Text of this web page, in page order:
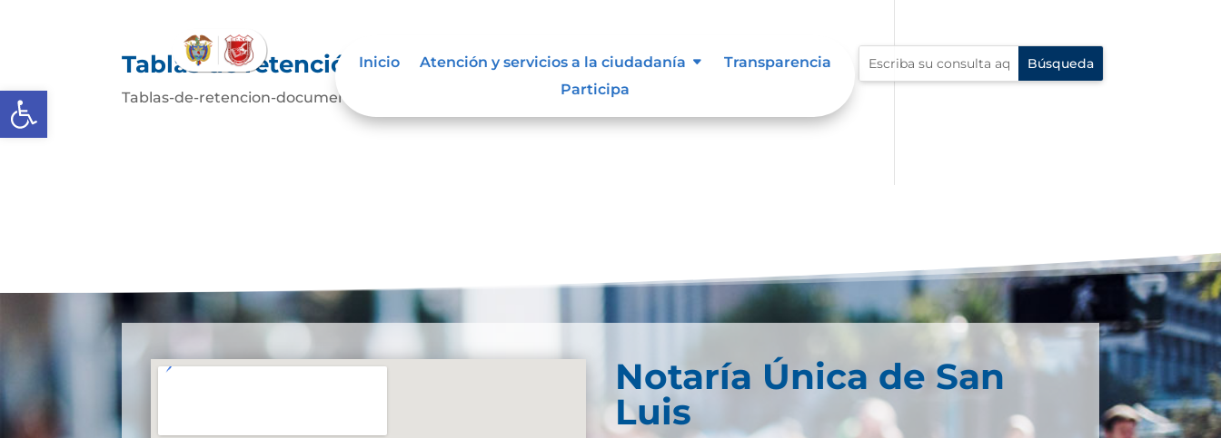
Abrir barra de herramientas
Inicio Atención y servicios a la ciudadanía
Transparencia
Participa
Tablas de retención documental
Tablas-de-retencion-documentalDescarga
Notaría Única de San
Luis